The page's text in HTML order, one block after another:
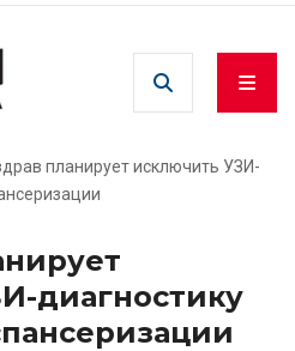
планирует исключить УЗИ-
диагностику